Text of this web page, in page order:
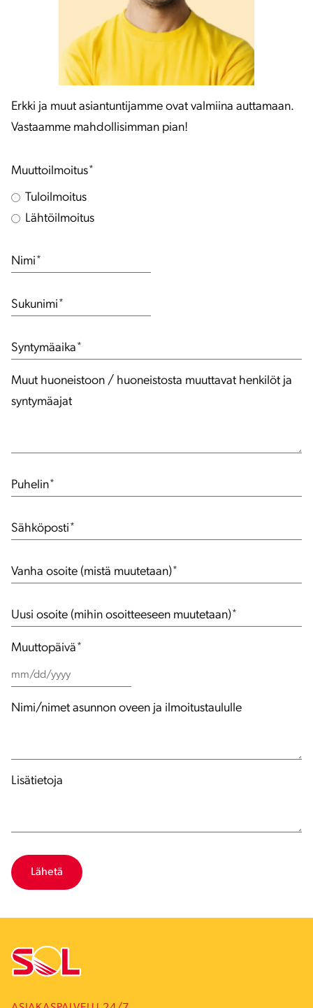
Erkki ja muut asiantuntijamme ovat valmiina auttamaan.
Vastaamme mahdollisimman pian!
Muuttoilmoitus*
Tuloilmoitus
Lähtöilmoitus
Nimi *
Sukunimi *
Syntymäaika *
Muut huoneistoon / huoneistosta muuttavat henkilöt ja
syntymäajat
Puhelin*
Sähköposti *
Vanha osoite (mistä muutetaan)*
Uusi osoite (mihin osoitteeseen muutetaan)*
Muuttopäivä *
MM
DD
slash
Nimi/nimet asunnon oveen ja ilmoitustaululle
Lisätietoja